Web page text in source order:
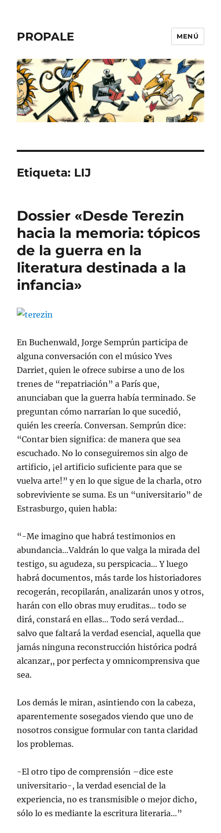
PROPALE MENÚ
Etiqueta: LIJ
Dossier «Desde Terezin
hacia la memoria: tópicos
de la guerra en la
literatura destinada a la
infancia»
En Buchenwald, Jorge Semprún participa de
alguna conversación con el músico Yves
Darriet, quien le ofrece subirse a uno de los
trenes de “repatriación” a París que,
anunciaban que la guerra había terminado. Se
preguntan cómo narrarían lo que sucedió,
quién les creería. Conversan. Semprún dice:
“Contar bien significa: de manera que sea
escuchado. No lo conseguiremos sin algo de
artificio, ¡el artificio suficiente para que se
vuelva arte!” y en lo que sigue de la charla, otro
sobreviviente se suma. Es un “universitario” de
Estrasburgo, quien habla:
“-Me imagino que habrá testimonios en
abundancia…Valdrán lo que valga la mirada del
testigo, su agudeza, su perspicacia… Y luego
habrá documentos, más tarde los historiadores
recogerán, recopilarán, analizarán unos y otros,
harán con ello obras muy eruditas… todo se
dirá, constará en ellas… Todo será verdad…
salvo que faltará la verdad esencial, aquella que
jamás ninguna reconstrucción histórica podrá
alcanzar,, por perfecta y omnicomprensiva que
sea.
Los demás le miran, asintiendo con la cabeza,
aparentemente sosegados viendo que uno de
nosotros consigue formular con tanta claridad
los problemas.
-El otro tipo de comprensión –dice este
universitario-, la verdad esencial de la
experiencia, no es transmisible o mejor dicho,
sólo lo es mediante la escritura literaria…”